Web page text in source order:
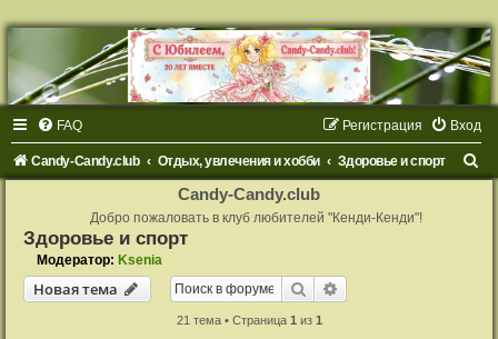
FAQ Вход
Регистрация
Candy-Candy.club Отдых, увлечения и хобби Здоровье и спорт
Candy-Candy.club
Добро пожаловать в клуб любителей "Кенди-Кенди"!
Здоровье и спорт
Модератор: Ksenia
Новая тема Поиск
21 тема • Страница 1 из 1